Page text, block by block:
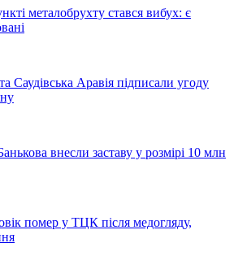
металобрухту стався вибух: є
Саудівська Аравія підписали угоду
внесли заставу у розмірі 10 млн
помер у ТЦК після медогляду,